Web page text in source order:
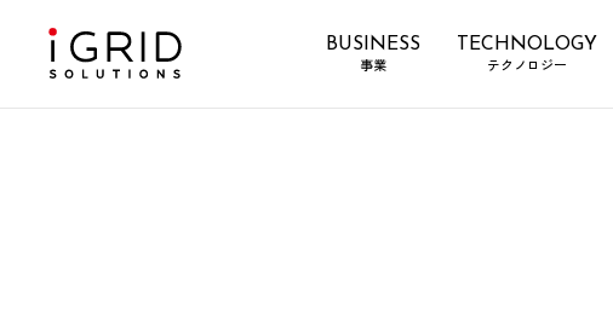
BUSINESS
事業
TECHNOLOGY
テクノロジー